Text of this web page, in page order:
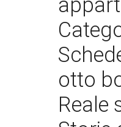
otto
Reale